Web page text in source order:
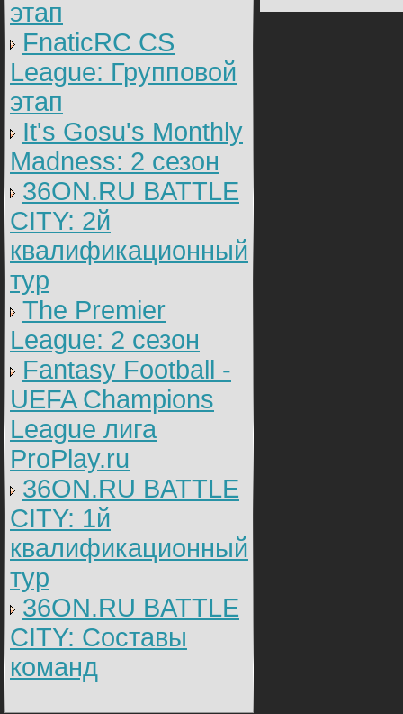
этап
FnaticRC CS
League: Групповой
этап
It's Gosu's Monthly
Madness: 2 сезон
36ON.RU BATTLE
CITY: 2й
квалификационный
тур
The Premier
League: 2 cезон
Fantasy Football -
UEFA Champions
League лига
ProPlay.ru
36ON.RU BATTLE
CITY: 1й
квалификационный
тур
36ON.RU BATTLE
CITY: Составы
команд